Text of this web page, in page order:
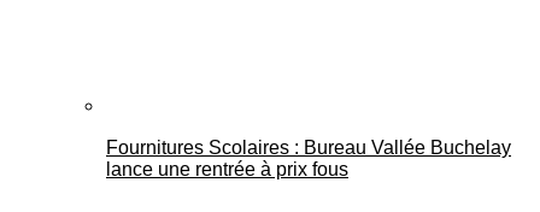
Fournitures Scolaires : Bureau Vallée Buchelay
lance une rentrée à prix fous